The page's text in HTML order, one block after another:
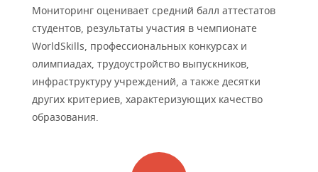
Мониторинг оценивает средний балл аттестатов
студентов, результаты участия в чемпионате
WorldSkills, профессиональных конкурсах и
олимпиадах, трудоустройство выпускников,
инфраструктуру учреждений, а также десятки
других критериев, характеризующих качество
образования.